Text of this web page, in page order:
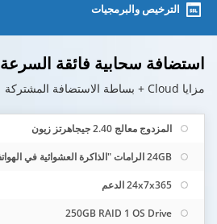
الترخيص والبرمجيات
استضافة سحابية فائقة السرعة
مزايا Cloud + بساطة الاستضافة المشتركة
المزدوج معالج 2.40 جيجاهرتز زيون
24GB الرامات "الذاكرة العشوائية في الهواتف والحواسيب
24x7x365 الدعم
250GB RAID 1 OS Drive